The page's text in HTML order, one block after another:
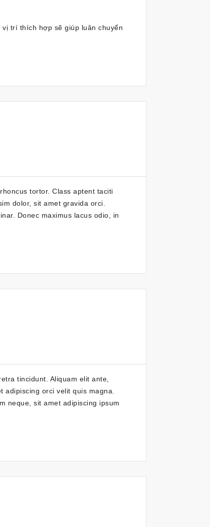
trí thích hợp sẽ giúp luân chuyển
tortor. Class aptent taciti
dolor, sit amet gravida orci.
Donec maximus lacus odio, in
tincidunt. Aliquam elit ante,
orci velit quis magna.
neque, sit amet adipiscing ipsum